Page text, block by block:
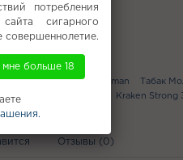
Смесь Brusko Shaman Табак
POD
Kraken Strong
для кальяна
Отзывы (0)
потребления
сигарного
совершеннолетие.
мне больше 18